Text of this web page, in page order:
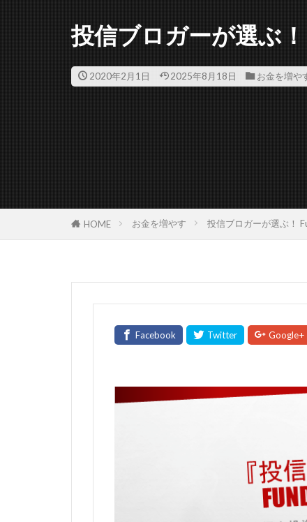
投信ブロガーが選ぶ
2020年2月1日 2025年8月18日 お金を増や
HOME お金を増やす 投信ブロガーが選ぶ！